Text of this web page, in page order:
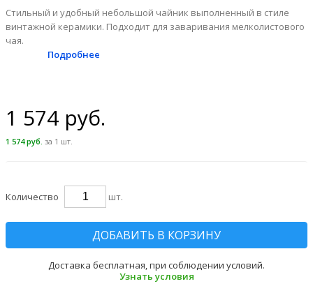
Стильный и удобный небольшой чайник выполненный в стиле
винтажной керамики. Подходит для заваривания мелколистового
чая.
Подробнее
1 574 руб.
1 574 руб. за 1 шт.
Количество шт.
ДОБАВИТЬ В КОРЗИНУ
Доставка бесплатная, при соблюдении условий.
Узнать условия